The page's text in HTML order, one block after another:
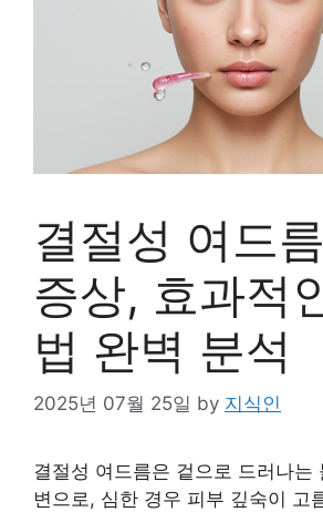
결절성 여드
증상, 효과적
법 완벽 분석
2025년 07월 25일 by 지식인
결절성 여드름은 겉으로 드러나는
변으로, 심한 경우 피부 깊숙이 고